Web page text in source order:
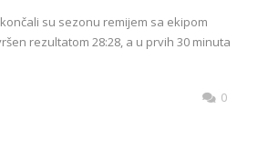
su sezonu remijem sa ekipom
rezultatom 28:28, a u prvih 30 minuta
0